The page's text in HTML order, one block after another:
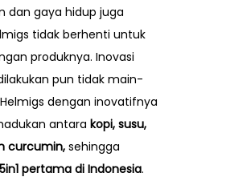
dan gaya hidup juga
tidak berhenti untuk
produknya. Inovasi
pun tidak main-
Helmigs dengan inovatifnya
antara kopi, susu,
curcumin,sehingga
pertama di Indonesia.